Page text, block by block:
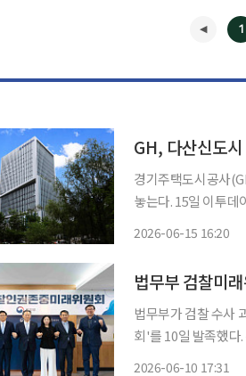
1
GH, 다산신도
경기주택도시공사
놓는다. 15일 이투데이 취재를 종합하면, GH는 다산신도시 진건지구와 지금지구 상업용지
2026-06-15 16:20
법무부 검찰미
법무부가 검찰 수사
회'를 10일 발족했다. 위원회는 이날 첫 회의를 열고 1차 조사 대상 사건을 선정하고, 조사를
2026-06-10 17:31